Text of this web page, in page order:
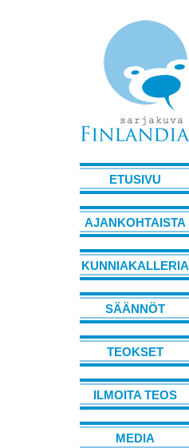
ETUSIVU
AJANKOHTAISTA
KUNNIAKALLERIA
SÄÄNNÖT
TEOKSET
ILMOITA TEOS
MEDIA